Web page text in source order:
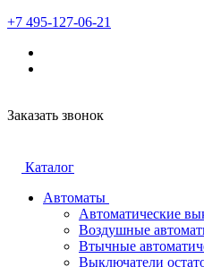
+7 495-127-06-21
Заказать звонок
Каталог
Автоматы
Автоматические
Воздушные
Втычные
Выключатели